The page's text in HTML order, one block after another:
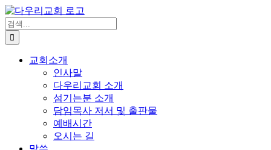
Skip
to
content
검
색
...
교회소개
인사말
다우리교회 소개
섬기는분 소개
담임목사 저서 및 출판물
예배시간
오시는 길